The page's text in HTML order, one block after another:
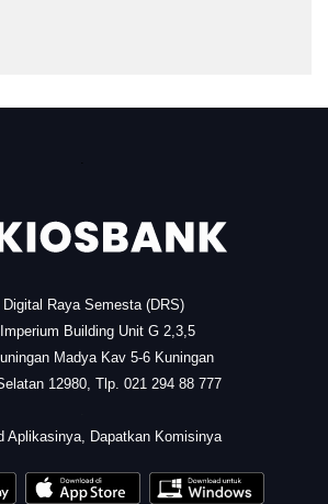
Digital Raya Semesta (DRS)
Building Unit G 2,3,5
Madya Kav 5-6 Kuningan
12980, Tlp. 021 294 88 777
Aplikasinya, Dapatkan Komisinya